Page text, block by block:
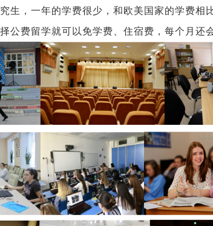
生，一年的学费很少，和欧美国家的学费相
公费留学就可以免学费、住宿费，每个月还